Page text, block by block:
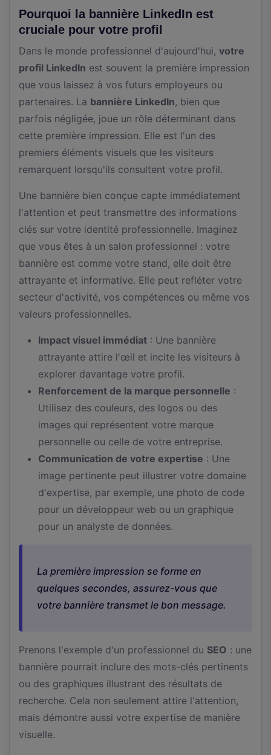
Pourquoi la bannière LinkedIn est
cruciale pour votre profil
Dans le monde professionnel d'aujourd'hui, votre
profil LinkedIn est souvent la première impression
que vous laissez à vos futurs employeurs ou
partenaires. La bannière LinkedIn, bien que
parfois négligée, joue un rôle déterminant dans
cette première impression. Elle est l'un des
premiers éléments visuels que les visiteurs
remarquent lorsqu'ils consultent votre profil.
Une bannière bien conçue capte immédiatement
l'attention et peut transmettre des informations
clés sur votre identité professionnelle. Imaginez
que vous êtes à un salon professionnel : votre
bannière est comme votre stand, elle doit être
attrayante et informative. Elle peut refléter votre
secteur d'activité, vos compétences ou même vos
valeurs professionnelles.
Impact visuel immédiat : Une bannière
attrayante attire l'œil et incite les visiteurs à
explorer davantage votre profil.
Renforcement de la marque personnelle :
Utilisez des couleurs, des logos ou des
images qui représentent votre marque
personnelle ou celle de votre entreprise.
Communication de votre expertise : Une
image pertinente peut illustrer votre domaine
d'expertise, par exemple, une photo de code
pour un développeur web ou un graphique
pour un analyste de données.
La première impression se forme en
quelques secondes, assurez-vous que
votre bannière transmet le bon message.
Prenons l'exemple d'un professionnel du SEO : une
bannière pourrait inclure des mots-clés pertinents
ou des graphiques illustrant des résultats de
recherche. Cela non seulement attire l'attention,
mais démontre aussi votre expertise de manière
visuelle.